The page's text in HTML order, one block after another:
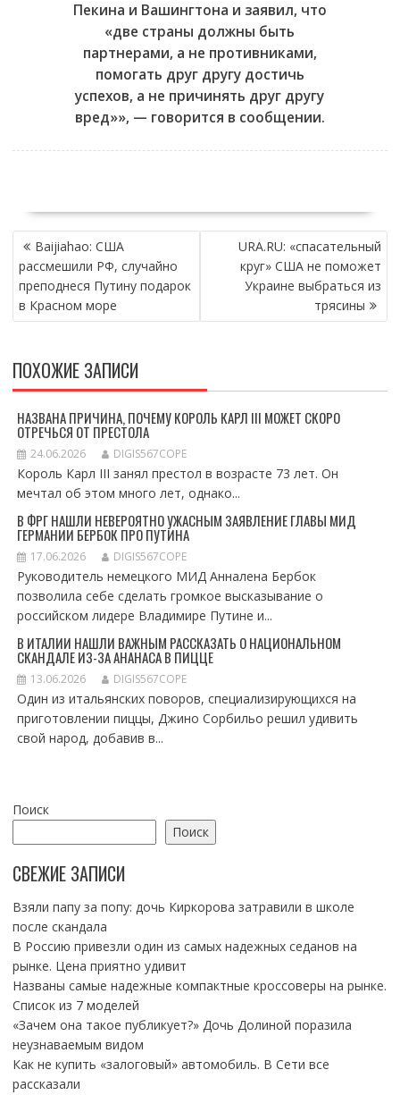
Пекина и Вашингтона и заявил, что
«две страны должны быть
партнерами, а не противниками,
помогать друг другу достичь
успехов, а не причинять друг другу
вред»», — говорится в сообщении.
НАВИГАЦИЯ
ПО
ЗАПИСЯМ
Baijiahao: США
рассмешили РФ, случайно
преподнеся Путину подарок
в Красном море
URA.RU: «спасательный
круг» США не поможет
Украине выбраться из
трясины
ПОХОЖИЕ ЗАПИСИ
НАЗВАНА ПРИЧИНА, ПОЧЕМУ КОРОЛЬ КАРЛ III МОЖЕТ СКОРО
ОТРЕЧЬСЯ ОТ ПРЕСТОЛА
24.06.2026 DIGIS567COPE
Король Карл III занял престол в возрасте 73 лет. Он
мечтал об этом много лет, однако...
В ФРГ НАШЛИ НЕВЕРОЯТНО УЖАСНЫМ ЗАЯВЛЕНИЕ ГЛАВЫ МИД
ГЕРМАНИИ БЕРБОК ПРО ПУТИНА
17.06.2026 DIGIS567COPE
Руководитель немецкого МИД Анналена Бербок
позволила себе сделать громкое высказывание о
российском лидере Владимире Путине и...
В ИТАЛИИ НАШЛИ ВАЖНЫМ РАССКАЗАТЬ О НАЦИОНАЛЬНОМ
СКАНДАЛЕ ИЗ-ЗА АНАНАСА В ПИЦЦЕ
13.06.2026 DIGIS567COPE
Один из итальянских поворов, специализирующихся на
приготовлении пиццы, Джино Сорбильо решил удивить
свой народ, добавив в...
Поиск
Поиск
СВЕЖИЕ ЗАПИСИ
Взяли папу за попу: дочь Киркорова затравили в школе
после скандала
В Россию привезли один из самых надежных седанов на
рынке. Цена приятно удивит
Названы самые надежные компактные кроссоверы на рынке.
Список из 7 моделей
«Зачем она такое публикует?» Дочь Долиной поразила
неузнаваемым видом
Как не купить «залоговый» автомобиль. В Сети все
рассказали